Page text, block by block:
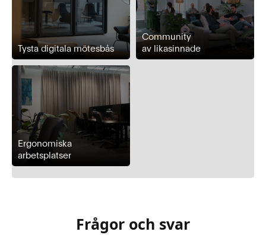
Tysta digitala mötesbås
Community
av likasinnade
Ergonomiska
arbetsplatser
Frågor och svar